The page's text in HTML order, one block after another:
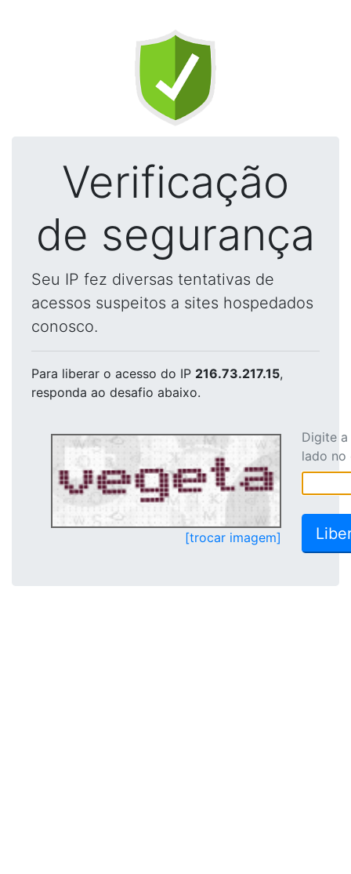
Verificação
de segurança
Seu IP fez diversas tentativas de
acessos suspeitos a sites hospedados
conosco.
Para liberar o acesso do IP 216.73.217.15,
responda ao desafio abaixo.
[trocar imagem]
Digite
lado no